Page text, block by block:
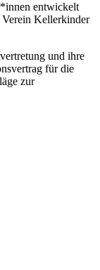
entwickelt
Verein Kellerkinder
und ihre
für die
zur